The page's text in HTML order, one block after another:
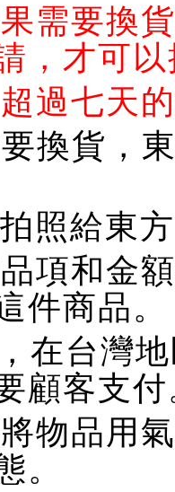
需要換
，才可
過七天
換貨，
照給東
項和金
件商品。
在台灣
顧客支
物品用
。